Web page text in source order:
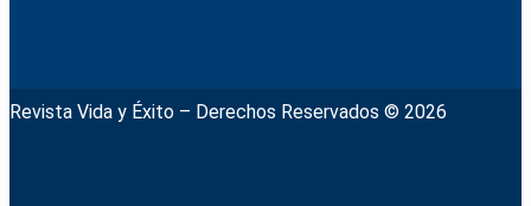
Revista Vida y Éxito – Derechos Reservados © 2026